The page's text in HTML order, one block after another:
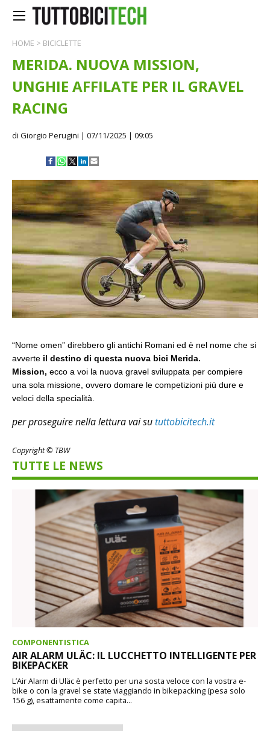
HOME > BICICLETTE
MERIDA. NUOVA MISSION,
UNGHIE AFFILATE PER IL GRAVEL
RACING
di Giorgio Perugini | 07/11/2025 | 09:05
“Nome omen” direbbero gli antichi Romani ed è nel nome che si
avverte il destino di questa nuova bici Merida.
Mission, ecco a voi la nuova gravel sviluppata per compiere
una sola missione, ovvero domare le competizioni più dure e
veloci della specialità.
per proseguire nella lettura vai sututtobicitech.it
Copyright © TBW
TUTTE LE NEWS
COMPONENTISTICA
AIR ALARM ULÄC: IL LUCCHETTO INTELLIGENTE PER
BIKEPACKER
L’Air Alarm di Uläc è perfetto per una sosta veloce con la vostra e-
bike o con la gravel se state viaggiando in bikepacking (pesa solo
156 g), esattamente come capita...